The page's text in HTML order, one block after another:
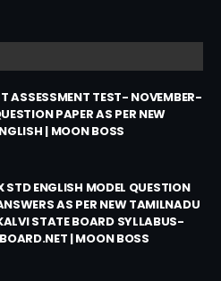
ASSESSMENT TEST- NOVEMBER-
PAPER AS PER NEW
| MOON BOSS
ENGLISH MODEL QUESTION
AS PER NEW TAMILNADU
STATE BOARD SYLLABUS-
| MOON BOSS